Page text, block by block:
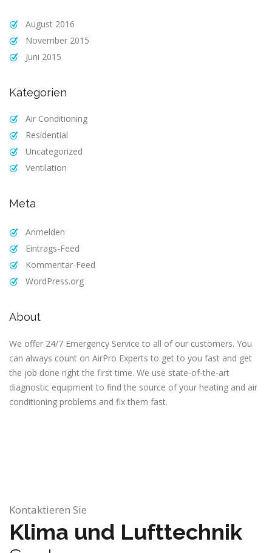
August 2016
November 2015
Juni 2015
Kategorien
Air Conditioning
Residential
Uncategorized
Ventilation
Meta
Anmelden
Eintrags-Feed
Kommentar-Feed
WordPress.org
About
We offer 24/7 Emergency Service to all of our customers. You
can always count on AirPro Experts to get to you fast and get
the job done right the first time. We use state-of-the-art
diagnostic equipment to find the source of your heating and air
conditioning problems and fix them fast.
Kontaktieren Sie
Klima und Lufttechnik